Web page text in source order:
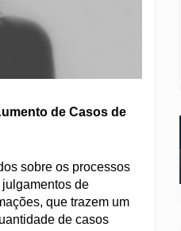
de Casos de
sobre os processos
de
que trazem um
de casos